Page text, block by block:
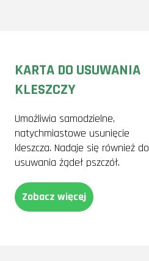
KARTA DO USUWANIA
KLESZCZY
Umożliwia samodzielne,
natychmiastowe usunięcie
kleszcza. Nadaje się również do
usuwania żądeł pszczół.
Zobacz więcej